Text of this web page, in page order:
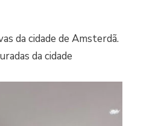
da cidade de Amsterdã.
da cidade